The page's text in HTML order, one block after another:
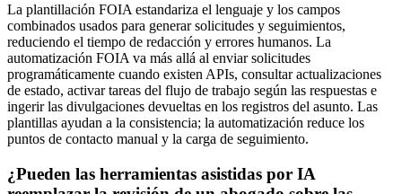
La plantillación FOIA estandariza el lenguaje y los campos
combinados usados para generar solicitudes y seguimientos,
reduciendo el tiempo de redacción y errores humanos. La
automatización FOIA va más allá al enviar solicitudes
programáticamente cuando existen APIs, consultar actualizaciones
de estado, activar tareas del flujo de trabajo según las respuestas e
ingerir las divulgaciones devueltas en los registros del asunto. Las
plantillas ayudan a la consistencia; la automatización reduce los
puntos de contacto manual y la carga de seguimiento.
¿Pueden las herramientas asistidas por IA